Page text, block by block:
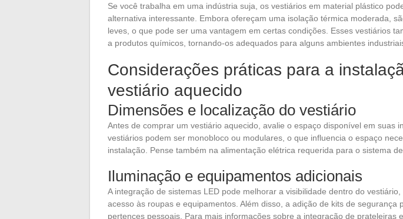
Se você trabalha em uma indústria suja, os vestiários em material plástico
alternativa interessante. Embora ofereçam uma isolação térmica moderada,
leves, o que pode ser uma vantagem em certas condições. Esses vestiários
a produtos químicos, tornando-os adequados para alguns ambientes
Considerações práticas para a
vestiário aquecido
Dimensões e localização do vestiário
Antes de comprar um vestiário aquecido, avalie o espaço disponível em suas
vestiários podem ser monobloco ou modulares, o que influencia o espaço
instalação. Pense também na alimentação elétrica requerida para o sistema
Iluminação e equipamentos adicionais
A integração de sistemas LED pode melhorar a visibilidade dentro do
acesso às roupas e equipamentos. Além disso, a adição de kits de segurança
pertences pessoais. Para mais informações sobre a integração de prateleiras